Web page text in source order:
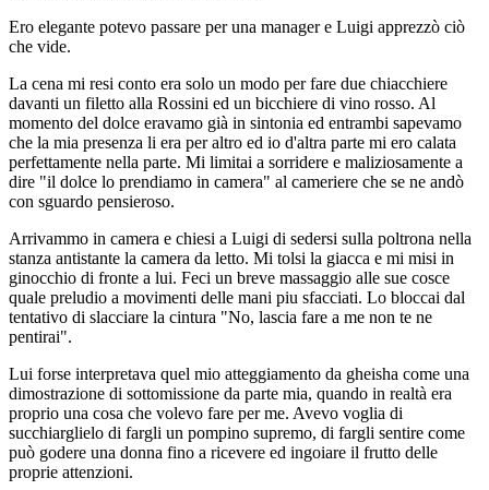
Ero elegante potevo passare per una manager e Luigi apprezzò ciò
che vide.
La cena mi resi conto era solo un modo per fare due chiacchiere
davanti un filetto alla Rossini ed un bicchiere di vino rosso. Al
momento del dolce eravamo già in sintonia ed entrambi sapevamo
che la mia presenza li era per altro ed io d'altra parte mi ero calata
perfettamente nella parte. Mi limitai a sorridere e maliziosamente a
dire "il dolce lo prendiamo in camera" al cameriere che se ne andò
con sguardo pensieroso.
Arrivammo in camera e chiesi a Luigi di sedersi sulla poltrona nella
stanza antistante la camera da letto. Mi tolsi la giacca e mi misi in
ginocchio di fronte a lui. Feci un breve massaggio alle sue cosce
quale preludio a movimenti delle mani piu sfacciati. Lo bloccai dal
tentativo di slacciare la cintura "No, lascia fare a me non te ne
pentirai".
Lui forse interpretava quel mio atteggiamento da gheisha come una
dimostrazione di sottomissione da parte mia, quando in realtà era
proprio una cosa che volevo fare per me. Avevo voglia di
succhiarglielo di fargli un pompino supremo, di fargli sentire come
può godere una donna fino a ricevere ed ingoiare il frutto delle
proprie attenzioni.